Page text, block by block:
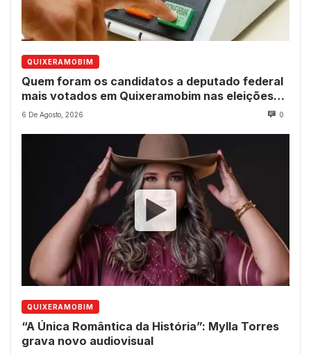
QUIXERAMOBIM
Quem foram os candidatos a deputado federal
mais votados em Quixeramobim nas eleições
de 2022?
6 De Agosto, 2026 0
QUIXERAMOBIM
“A Única Romântica da História”: Mylla Torres
grava novo audiovisual